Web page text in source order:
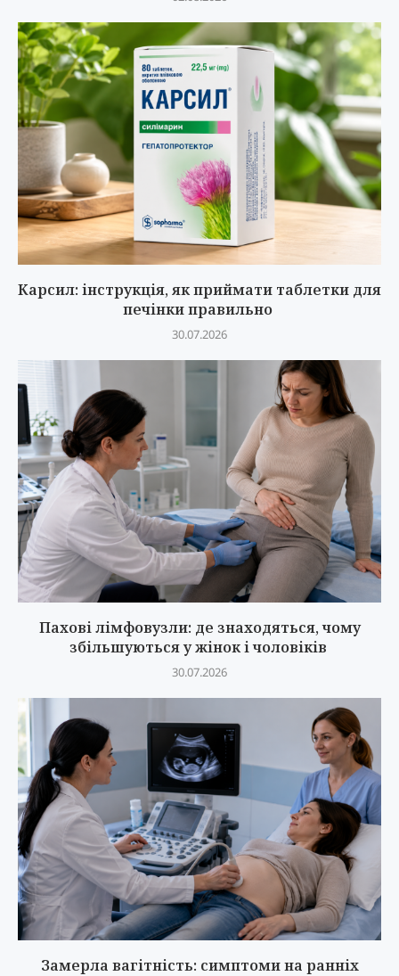
Карсил: інструкція, як приймати таблетки для
печінки правильно
30.07.2026
Пахові лімфовузли: де знаходяться, чому
збільшуються у жінок і чоловіків
30.07.2026
Замерла вагітність: симптоми на ранніх